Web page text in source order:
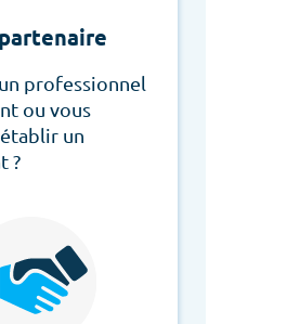
professionnel
ou vous
un
?